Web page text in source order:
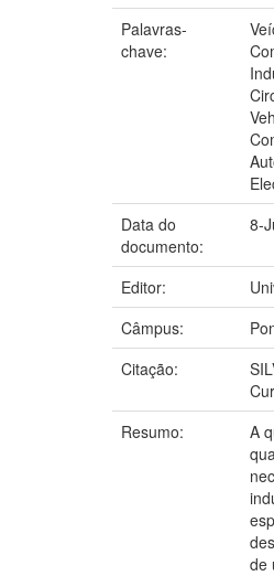
Palavras-
chave:
Data do
documento:
8-
Editor:
Câmpus:
Citação:
Resumo:
A
de